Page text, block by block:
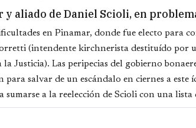
aliado de Daniel Scioli, en
en Pinamar, donde fue electo para
(intendente kirchnerista destituído por
Justicia). Las peripecias del gobierno
salvar de un escándalo en ciernes a este
sumarse a la reelección de Scioli con una lista